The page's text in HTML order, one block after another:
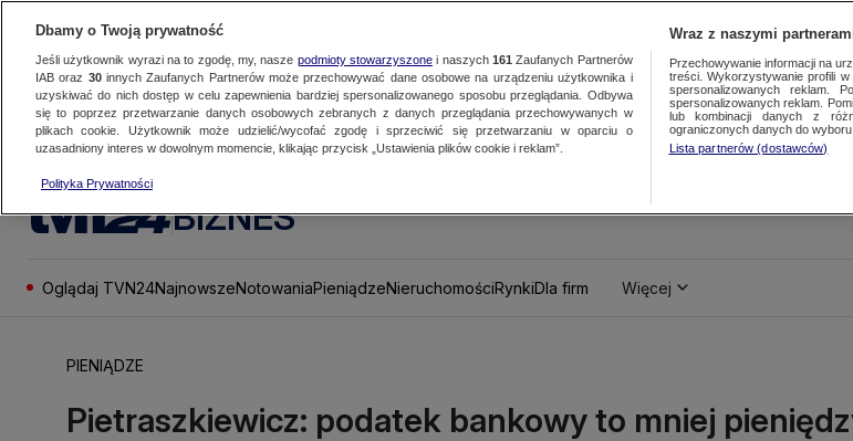
BIZNES
Oglądaj TVN24NajnowszeNotowaniaPieniądzeNieruchomościRynkiDla firm Więcej
PIENIĄDZE
Pietraszkiewicz: podatek bankowy to mniej
Dbamy o Twoją prywatność
Jeśli użytkownik wyrazi na to zgodę, my, nasze podmioty stowarzyszonei naszych 161 Zaufanych Partnerów
IAB oraz 30innych Zaufanych Partnerów może przechowywać dane osobowe na urządzeniu użytkownika i
uzyskiwać do nich dostęp w celu zapewnienia bardziej spersonalizowanego sposobu przeglądania. Odbywa
się to poprzez przetwarzanie danych osobowych zebranych z danych przeglądania przechowywanych w
plikach cookie. Użytkownik może udzielić/wycofać zgodę i sprzeciwić się przetwarzaniu w oparciu o
uzasadniony interes w dowolnym momencie, klikając przycisk „Ustawienia plików cookie i reklam”.
Polityka Prywatności
Wraz z naszymi
Przechowywanie informacji na
treści. Wykorzystywanie profili
spersonalizowanych reklam.
spersonalizowanych reklam.
lub kombinacji danych z
ograniczonych danych do wyboru
Lista partnerów (dostawców)